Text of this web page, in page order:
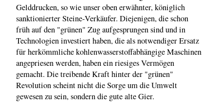
Gelddrucken, so wie unser oben erwähnter, königlich
sanktionierter Steine-Verkäufer. Diejenigen, die schon
früh auf den "grünen" Zug aufgesprungen sind und in
Technologien investiert haben, die als notwendiger Ersatz
für herkömmliche kohlenwasserstoffabhängige Maschinen
angepriesen werden, haben ein riesiges Vermögen
gemacht. Die treibende Kraft hinter der "grünen"
Revolution scheint nicht die Sorge um die Umwelt
gewesen zu sein, sondern die gute alte Gier.